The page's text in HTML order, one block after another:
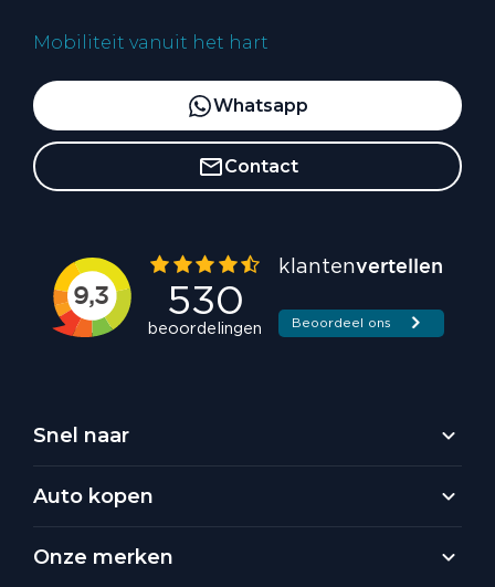
Mobiliteit vanuit het hart
Whatsapp
Contact
Snel naar
Auto kopen
Onze merken